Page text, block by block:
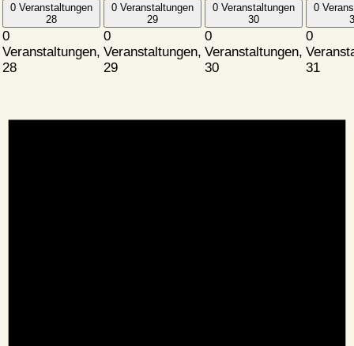
0 Veranstaltungen
28
0
Veranstaltungen,
28
0 Veranstaltungen
29
0
Veranstaltungen,
29
0 Veranstaltungen
30
0
Veranstaltungen,
30
0
0
31